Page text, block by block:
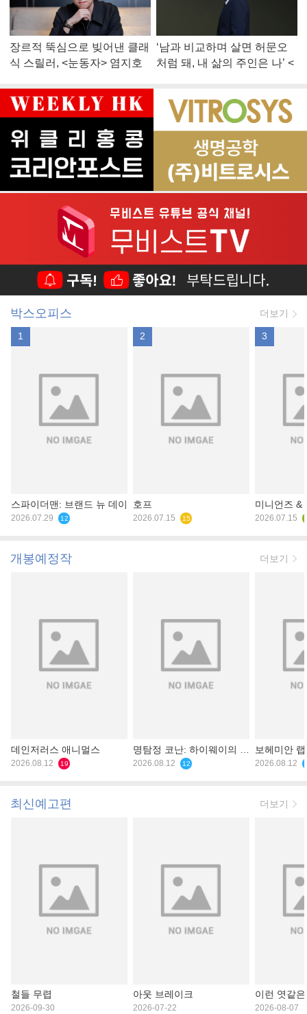
장르적 뚝심으로 빚어낸 클래
식 스릴러, <눈동자> 염지호
‘남과 비교하며 살면 허문오
처럼 돼, 내 삶의 주인은 나’ <
박스오피스 더보기
1
스파이더맨: 브랜드 뉴 데이
2026.07.29 12
2
호프
2026.07.15 15
3
미니언즈 &
2026.07.15
개봉예정작 더보기
데인저러스 애니멀스
2026.08.12 19
명탐정 코난: 하이웨이의 타
천사
2026.08.12 12
보헤미안
2026.08.12
최신예고편 더보기
철들 무렵
2026-09-30
아웃 브레이크
2026-07-22
이런 엿같
2026-08-07